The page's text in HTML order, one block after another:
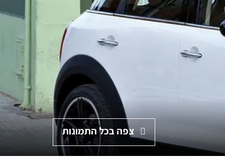
צפה בכל התמונות